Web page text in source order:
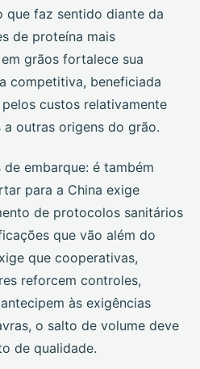
que faz sentido diante da
de proteína mais
grãos fortalece sua
competitiva, beneficiada
custos relativamente
outras origens do grão.
embarque: é também
para a China exige
de protocolos sanitários
que vão além do
que cooperativas,
reforcem controles,
às exigências
o salto de volume deve
de qualidade.